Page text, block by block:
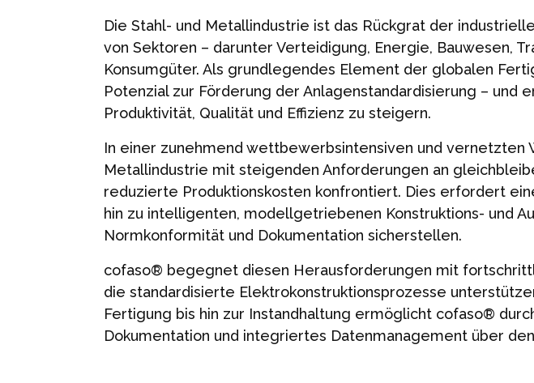
Die Stahl- und Metallindustrie ist das Rückgrat der
von Sektoren – darunter Verteidigung, Energie, Bauwesen,
Konsumgüter. Als grundlegendes Element der globalen
Potenzial zur Förderung der Anlagenstandardisierung –
Produktivität, Qualität und Effizienz zu steigern.
In einer zunehmend wettbewerbsintensiven und vernetzten
Metallindustrie mit steigenden Anforderungen an
reduzierte Produktionskosten konfrontiert. Dies erfordert
hin zu intelligenten, modellgetriebenen Konstruktions- und
Normkonformität und Dokumentation sicherstellen.
cofaso® begegnet diesen Herausforderungen mit
die standardisierte Elektrokonstruktionsprozesse
Fertigung bis hin zur Instandhaltung ermöglicht cofaso®
Dokumentation und integriertes Datenmanagement über